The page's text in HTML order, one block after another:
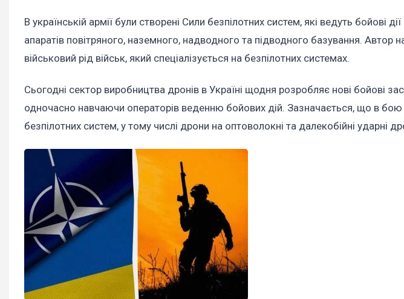
В українській армії були створені Сили безпілотних систем, які ведуть бойові
апаратів повітряного, наземного, надводного та підводного базування. Автор
військовий рід військ, який спеціалізується на безпілотних системах.
Сьогодні сектор виробництва дронів в Україні щодня розробляє нові бойові
одночасно навчаючи операторів веденню бойових дій. Зазначається, що в бою
безпілотних систем, у тому числі дрони на оптоволокні та далекобійні ударні